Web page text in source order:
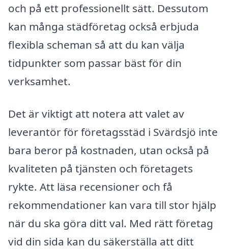
och på ett professionellt sätt. Dessutom
kan många städföretag också erbjuda
flexibla scheman så att du kan välja
tidpunkter som passar bäst för din
verksamhet.
Det är viktigt att notera att valet av
leverantör för företagsstäd i Svärdsjö inte
bara beror på kostnaden, utan också på
kvaliteten på tjänsten och företagets
rykte. Att läsa recensioner och få
rekommendationer kan vara till stor hjälp
när du ska göra ditt val. Med rätt företag
vid din sida kan du säkerställa att ditt